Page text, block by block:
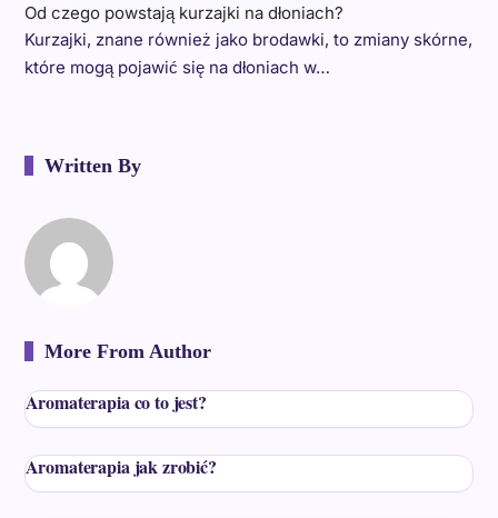
Od czego powstają kurzajki na dłoniach?
Kurzajki, znane również jako brodawki, to zmiany skórne,
które mogą pojawić się na dłoniach w…
Written By
More From Author
Aromaterapia co to jest?
Aromaterapia jak zrobić?